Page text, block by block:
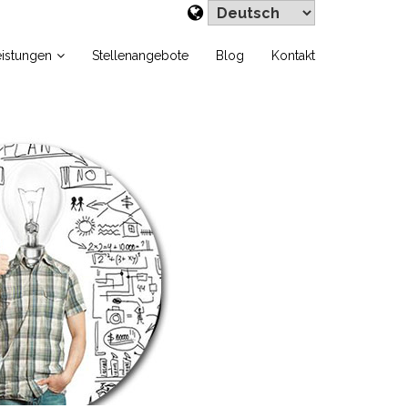
auswählen
Stellenangebote Blog Kontakt